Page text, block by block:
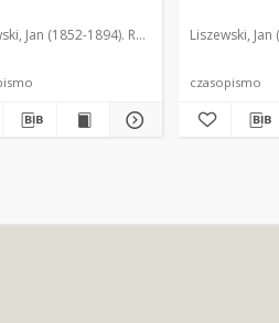
Jan (1852-1894). Red. Liszewski, Jan
czasopismo